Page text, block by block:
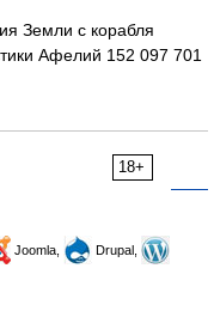
Земли с корабля
Афелий 152 097 701
18+
Joomla,
Drupal,